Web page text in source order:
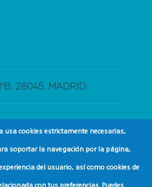
28045. MADRID
cookies estrictamente necesarias,
soportar la navegación por la página,
del usuario, así como cookies de